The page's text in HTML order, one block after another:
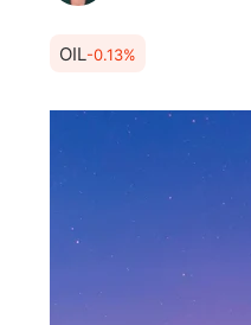
OIL-0.13%